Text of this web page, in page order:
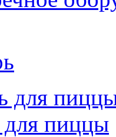
для
пиццы